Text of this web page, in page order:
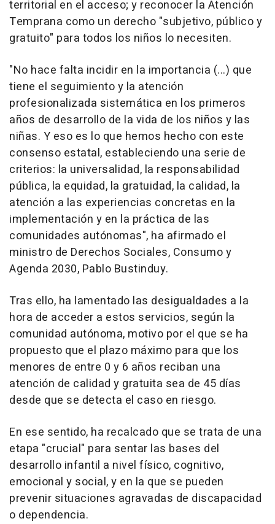
territorial en el acceso; y reconocer la Atención
Temprana como un derecho "subjetivo, público y
gratuito" para todos los niños lo necesiten.
"No hace falta incidir en la importancia (...) que
tiene el seguimiento y la atención
profesionalizada sistemática en los primeros
años de desarrollo de la vida de los niños y las
niñas. Y eso es lo que hemos hecho con este
consenso estatal, estableciendo una serie de
criterios: la universalidad, la responsabilidad
pública, la equidad, la gratuidad, la calidad, la
atención a las experiencias concretas en la
implementación y en la práctica de las
comunidades autónomas", ha afirmado el
ministro de Derechos Sociales, Consumo y
Agenda 2030, Pablo Bustinduy.
Tras ello, ha lamentado las desigualdades a la
hora de acceder a estos servicios, según la
comunidad autónoma, motivo por el que se ha
propuesto que el plazo máximo para que los
menores de entre 0 y 6 años reciban una
atención de calidad y gratuita sea de 45 días
desde que se detecta el caso en riesgo.
En ese sentido, ha recalcado que se trata de una
etapa "crucial" para sentar las bases del
desarrollo infantil a nivel físico, cognitivo,
emocional y social, y en la que se pueden
prevenir situaciones agravadas de discapacidad
o dependencia.